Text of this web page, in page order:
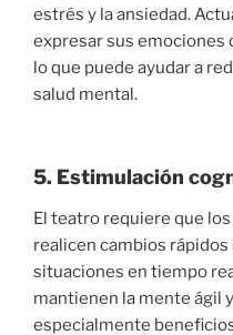
estrés y la ansiedad.
expresar sus emociones
lo que puede ayudar a
salud mental.
5. Estimulación
El teatro requiere que
realicen cambios rápidos
situaciones en tiempo
mantienen la mente ágil
especialmente